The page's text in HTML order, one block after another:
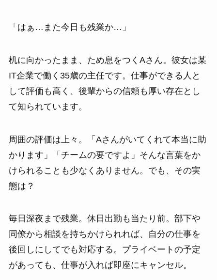
「はぁ…また今日も残業か…」
机に向かったまま、ため息をつくAさん。彼女は某
IT企業で働く35歳の主任です。仕事ができる人と
して評価も高く、後輩からの信頼も厚い存在とし
て知られています。
周囲の評価は上々。「Aさんがいてくれて本当に助
かります」「チームの要ですよ」そんな言葉をか
けられることも少なくありません。でも、その実
態は？
毎日深夜まで残業。休日出勤も当たり前。部下や
同僚から相談を持ちかけられれば、自分の仕事を
後回しにしてでも対応する。プライベートの予定
があっても、仕事が入れば即座にキャンセル。